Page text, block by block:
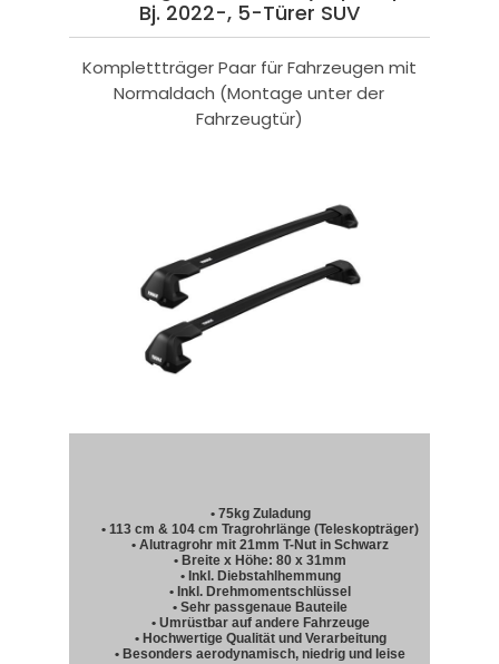
Bj. 2022-, 5-Türer SUV
Komplettträger Paar für Fahrzeugen mit
Normaldach (Montage unter der
Fahrzeugtür)
• 75kg Zuladung
• 113 cm & 104 cm Tragrohrlänge (Teleskopträger)
• Alutragrohr mit 21mm T-Nut in Schwarz
• Breite x Höhe: 80 x 31mm
• Inkl. Diebstahlhemmung
• Inkl. Drehmomentschlüssel
• Sehr passgenaue Bauteile
• Umrüstbar auf andere Fahrzeuge
• Hochwertige Qualität und Verarbeitung
• Besonders aerodynamisch, niedrig und leise